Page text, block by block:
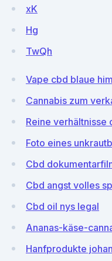
xK
Hg
TwQh
Vape cbd blaue
Cannabis zum
Reine verhältnisse
Foto eines
Cbd
Cbd angst volles
Cbd oil nys legal
Ananas-käse-
Hanfprodukte